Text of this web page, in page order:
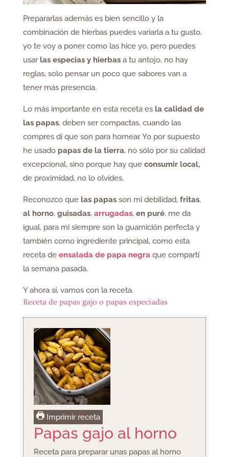
Prepararlas además es bien sencillo y la
combinación de hierbas puedes variarla a tu gusto,
yo te voy a poner como las hice yo, pero puedes
usar las especias y hierbasa tu antojo, no hay
reglas, solo pensar un poco que sabores van a
tener más presencia.
Lo más importante en esta receta es la calidad de
las papas, deben ser compactas, cuando las
compres dí que son para hornear. Yo por supuesto
he usado papas de la tierra, no sólo por su calidad
excepcional, sino porque hay que consumir local,
de proximidad, no lo olvides.
Reconozco que las papasson mi debilidad, fritas,
al horno, guisadas, arrugadas,en puré, me da
igual, para mi siempre son la guarnición perfecta y
también como ingrediente principal, como esta
receta de ensalada de papa negra que compartí
la semana pasada.
Y ahora sí, vamos con la receta.
Receta de papas gajo o papas especiadas
Imprimir receta
Papas gajo al horno
Receta para preparar unas papas al horno